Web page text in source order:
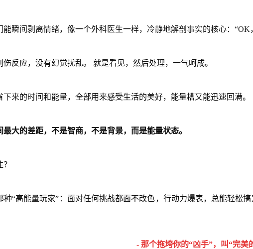
能瞬间剥离情绪，像一个外科医生一样，冷静地解剖事实的核心：
反应，没有幻觉扰乱。 就是看见，然后处理，一气呵成。
来的时间和能量，全部用来感受生活的美好，能量槽又能迅速回满。
最大的差距，不是智商，不是背景，而是能量状态。
种“高能量玩家”：面对任何挑战都面不改色，行动力爆表，总能轻松
- 那个拖垮你的“凶手”，叫“完美